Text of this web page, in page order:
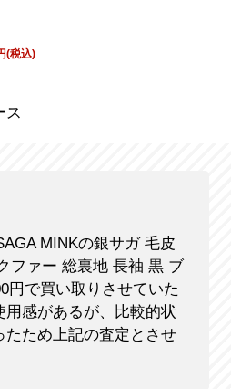
(税込)
ス
MINKの銀サガ 毛皮
ファー 総裏地 長袖 黒 ブ
円で買い取りさせていた
用感があるが、比較的状
たため上記の査定とさせ